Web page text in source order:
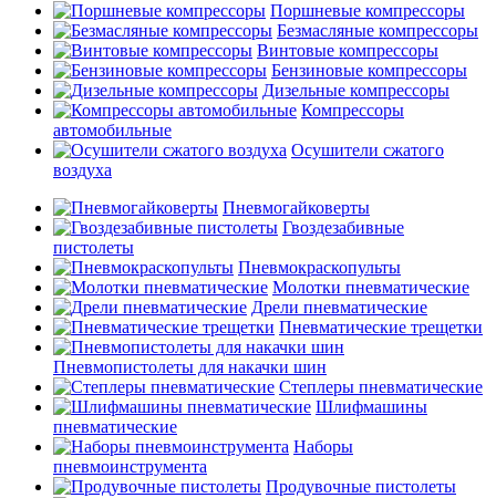
Поршневые компрессоры
Безмасляные компрессоры
Винтовые компрессоры
Бензиновые компрессоры
Дизельные компрессоры
Компрессоры
автомобильные
Осушители сжатого
воздуха
Пневмогайковерты
Гвоздезабивные
пистолеты
Пневмокраскопульты
Молотки пневматические
Дрели пневматические
Пневматические трещетки
Пневмопистолеты для накачки шин
Степлеры пневматические
Шлифмашины
пневматические
Наборы
пневмоинструмента
Продувочные пистолеты